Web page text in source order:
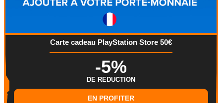
Carte cadeau PlayStation Store 50€
-5%
DE REDUCTION
EN PROFITER